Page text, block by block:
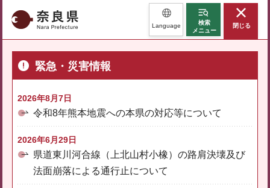
奈良県 Language
検索
メニュー
閉じる
緊急・災害情報
2026年8月7日
令和8年熊本地震への本県の対応等について
2026年6月29日
県道東川河合線（上北山村小橡）の路肩決壊及び
法面崩落による通行止について